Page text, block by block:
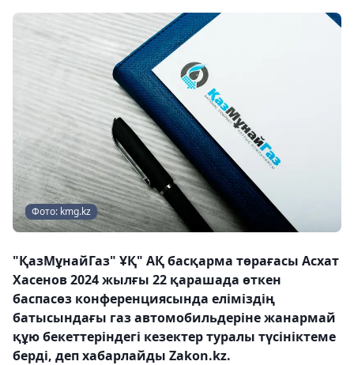
Фото: kmg.kz
"ҚазМұнайГаз" ҰҚ" АҚ басқарма төрағасы Асхат
Хасенов 2024 жылғы 22 қарашада өткен
баспасөз конференциясында еліміздің
батысындағы газ автомобильдеріне жанармай
құю бекеттеріндегі кезектер туралы түсініктеме
берді, деп хабарлайды Zakon.kz.